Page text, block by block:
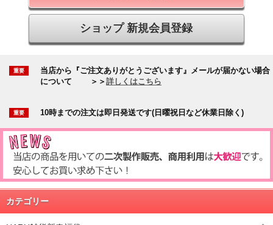
ショップ 新規会員登録
当店から『ご注文ありがとうございます』メールが届かない場合
について
＞＞ 詳しくはこちら
10時までの注文は即日発送です(日曜祝日など休業日除く)
カテゴリー